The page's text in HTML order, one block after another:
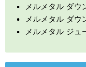
メルメタル ダウ
メルメタル ダウ
メルメタル ジュ